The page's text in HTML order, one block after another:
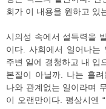
회가 이 내용을 원하고 있
시의성 속에서 설득력을
이다. 사회에서 일어나는
주변 일에 경청하고 내 입
본질이 아닐까. 나는 흘
나와 관계없는 일이라며
이 오랜만이다. 평상시엔